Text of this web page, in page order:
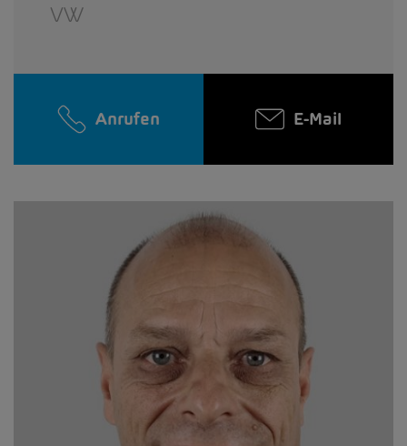
VW
Anrufen E-Mail